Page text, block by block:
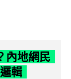
內地網民
輯